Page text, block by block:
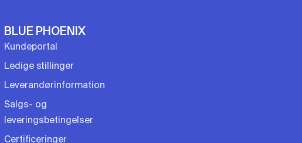
BLUE PHOENIX
Kundeportal
Ledige stillinger
Leverandørinformation
Salgs- og
leveringsbetingelser
Certificeringer